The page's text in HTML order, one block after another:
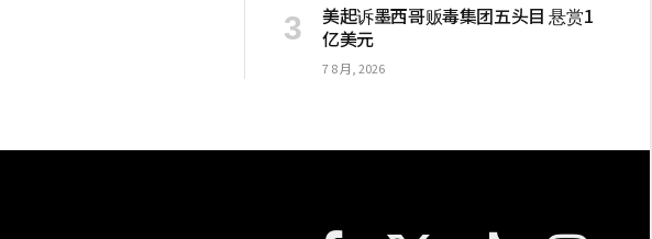
美起诉墨西哥贩毒集团五头目 悬赏1
亿美元
7 8 月, 2026